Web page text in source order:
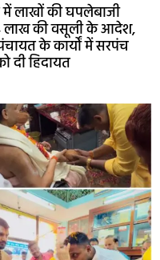
लाखों की घपलेबाजी
लाख की वसूली के आदेश,
के कार्यों में सरपंच
दी हिदायत